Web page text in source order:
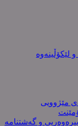
و لێکۆڵینەوە
مێژوویی
و گەشتنامە